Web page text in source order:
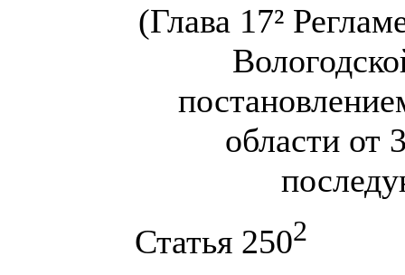
(Глава 17²
области от
Статья 2502